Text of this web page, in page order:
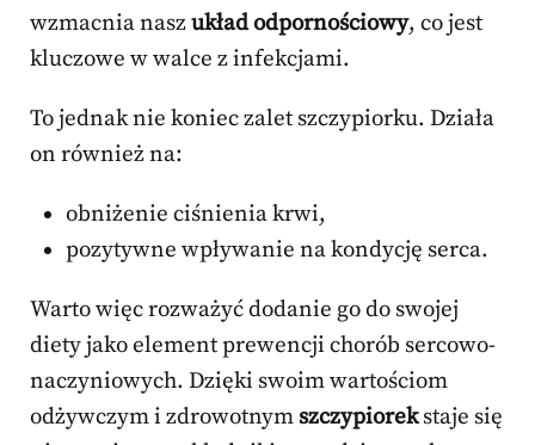
wzmacnia naszukład odpornościowy, co jest
kluczowe w walce z infekcjami.
To jednak nie koniec zalet szczypiorku. Działa
on również na:
obniżenie ciśnienia krwi,
pozytywne wpływanie na kondycję serca.
Warto więc rozważyć dodanie go do swojej
diety jako element prewencji chorób sercowo-
naczyniowych. Dzięki swoim wartościom
odżywczym i zdrowotnym szczypiorekstaje się